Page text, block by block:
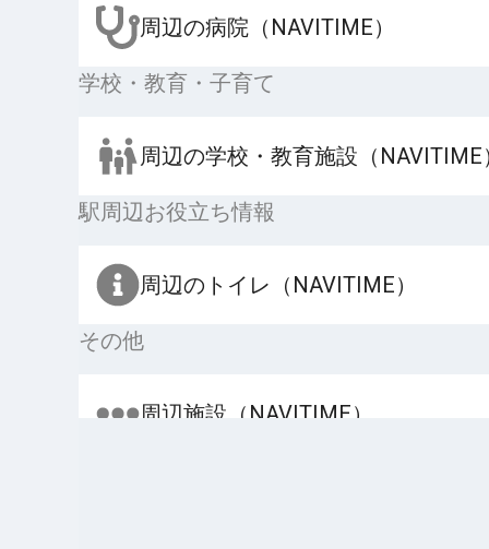
周辺の病院（NAVITIME）
学校・教育・子育て
周辺の学校・教育施設（NAVITIME
駅周辺お役立ち情報
周辺のトイレ（NAVITIME）
その他
周辺施設（NAVITIME）